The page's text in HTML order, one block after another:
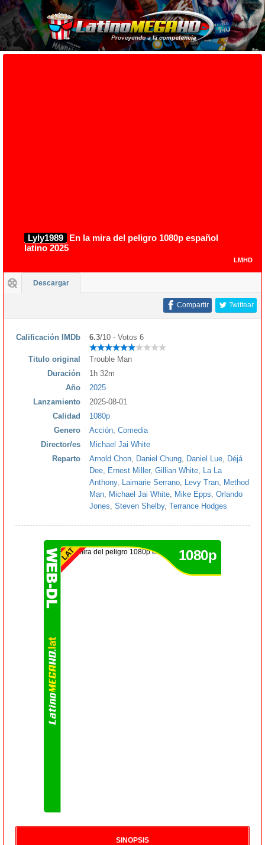
Lyly1989
En la mira del peligro 1080p español
latino 2025
LMHD
Descargar
Twittear
Compartir
Calificación IMDb 6.3/10 - Votos 6
Titulo original
Trouble Man
Duración
1h 32m
Año
2025
Lanzamiento
2025-08-01
Calidad
1080p
Genero
Acción Comedia
Director/es
Michael Jai White
Reparto
Arnold Chon Daniel Chung Daniel Lue
Déjá
Dee
Ernest Miller, Gillian White
La La
Anthony, Laimarie Serrano Levy Tran
Method
Man
Michael Jai White Mike Epps Orlando
Jones Steven Shelby, Terrance Hodges
1080p
SINOPSIS